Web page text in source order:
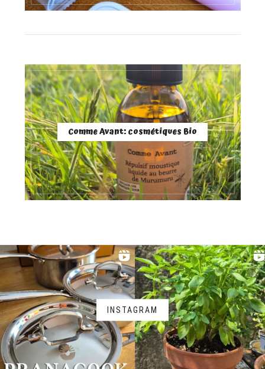
Comme Avant: cosmétiques Bio
INSTAGRAM